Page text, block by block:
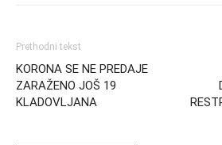
Prethodni tekst
KORONA SE NE PREDAJE
ZARAŽENO JOŠ 19
KLADOVLJANA